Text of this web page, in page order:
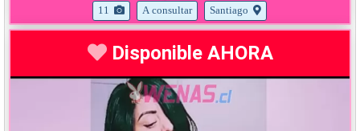
11 A consultar Santiago
Disponible AHORA